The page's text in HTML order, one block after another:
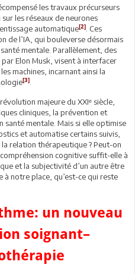
les travaux précurseurs
les réseaux de neurones
automatique[2]
. Ces
de l’IA, qui bouleverse désormais
mentale. Parallèlement, des
Elon Musk, visent à interfacer
machines, incarnant ainsi la
[3]
majeure du XXIᵉ siècle,
cliniques, la prévention et
santé mentale. Mais si elle optimise
et automatise certains suivis,
relation thérapeutique ? Peut-on
cognitive suffit-elle à
et la subjectivité d’un autre être
à notre place, qu’est-ce qui reste
un nouveau
soignant–